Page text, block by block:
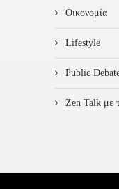
Οικονομία
Lifestyle
Public
Zen Talk με